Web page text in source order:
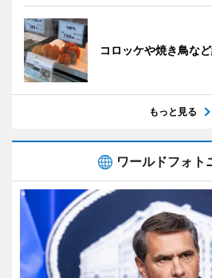
コロッケや焼き鳥な
もっと見る
ワールドフォト